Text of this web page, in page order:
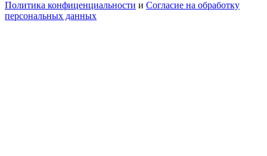
Политика конфиценциальности и Согласие на обработку
персональных данных